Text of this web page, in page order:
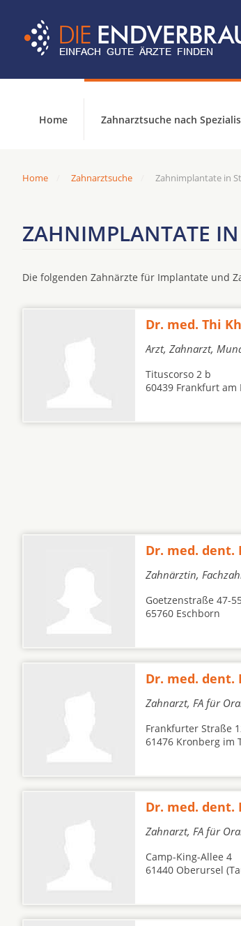
Home Zahnarztsuche nach
Home Zahnarztsuche Zahnimplantate in
ZAHNIMPLANTATE
Die folgenden Zahnärzte für Implantate und
Dr. med. Thi
Arzt, Zahnarzt,
Tituscorso 2 b
60439 Frankfurt am
Dr. med. dent.
Zahnärztin,
Goetzenstraße 47-
65760 Eschborn
Dr. med. dent.
Zahnarzt, FA für
Frankfurter Straße
61476 Kronberg im
Dr. med. dent.
Zahnarzt, FA für
Camp-King-Allee 4
61440 Oberursel